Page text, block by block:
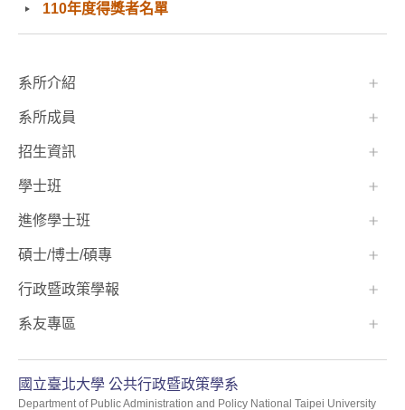
110年度得獎者名單
:::
國立臺北大學 公共行政暨政策學系
Department of Public Administration and Policy National Taipei University
系所介紹
系所成員
招生資訊
學士班⠀⠀
進修學士班
碩士/博士/碩專
行政暨政策學報
系友專區